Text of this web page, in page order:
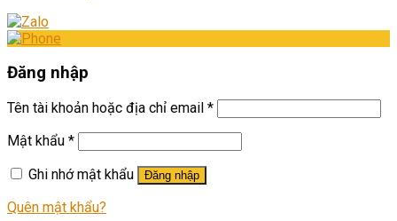
Đăng nhập
Tên tài khoản hoặc địa chỉ email *
Mật khẩu *
Ghi nhớ mật khẩu
Đăng nhập
Quên mật khẩu?